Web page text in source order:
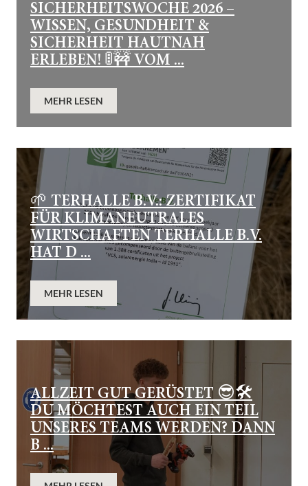
SICHERHEITSWOCHE 2026 –
WISSEN, GESUNDHEIT &
SICHERHEIT HAUTNAH
ERLEBEN! 🚦🚧 VOM ...
MEHR LESEN
🌱 TERHALLE B.V.: ZERTIFIKAT
FÜR KLIMANEUTRALES
WIRTSCHAFTEN TERHALLE B.V.
HAT D ...
MEHR LESEN
ALLZEIT GUT GERÜSTET 😎🛠️
DU MÖCHTEST AUCH EIN TEIL
UNSERES TEAMS WERDEN? DANN
B ...